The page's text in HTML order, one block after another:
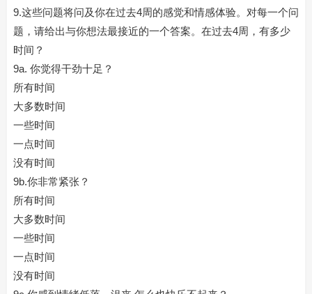
9.这些问题将问及你在过去4周的感觉和情感体验。对每一个问
题，请给出与你想法最接近的一个答案。在过去4周，有多少
时间？
9a. 你觉得干劲十足？
所有时间
大多数时间
一些时间
一点时间
没有时间
9b.你非常紧张？
所有时间
大多数时间
一些时间
一点时间
没有时间